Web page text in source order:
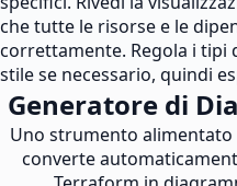
che tutte le risorse e le
correttamente. Regola i tipi
stile se necessario, quindi
Generatore di
Uno strumento
converte